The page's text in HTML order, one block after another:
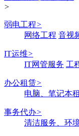
>
弱电工程>
网络工程 音视
IT运维>
IT网管服务 工
办公租赁>
电脑、笔记本
事务代办>
清洁服务、环